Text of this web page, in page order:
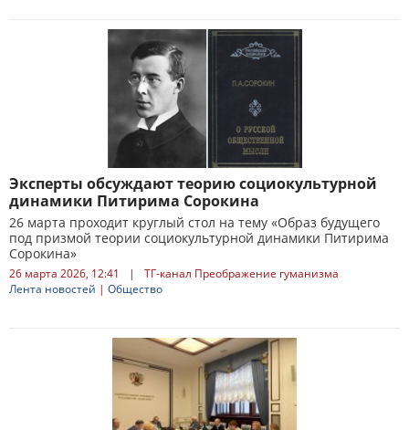
Эксперты обсуждают теорию социокультурной
динамики Питирима Сорокина
26 марта проходит круглый стол на тему «Образ будущего
под призмой теории социокультурной динамики Питирима
Сорокина»
26 марта 2026, 12:41 |
ТГ-канал Преображение гуманизма
Лента новостей | Общество